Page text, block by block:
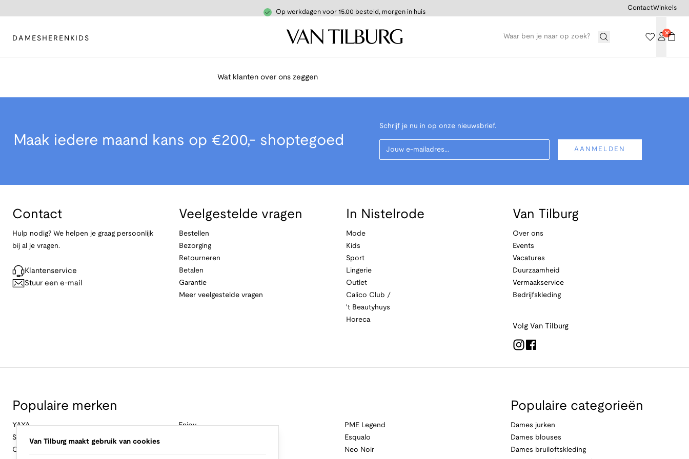
Op werkdagen voor 15.00 besteld, morgen in huis
DAMES HEREN KIDS
ContactWinkels
Wat klanten over ons zeggen
Maak iedere maand kans op €200,- shoptegoed
Schrijf je nu in op onze nieuwsbrief.
Your Email
AANMELDEN
Contact
Hulp nodig? We helpen je graag persoonlijk
bij al je vragen.
Klantenservice
Stuur een e-mail
Veelgestelde vragen
Bestellen
Bezorging
Retourneren
Betalen
Garantie
Meer veelgestelde vragen
In Nistelrode
Mode
Kids
Sport
Lingerie
Outlet
Calico Club /
't Beautyhuys
Horeca
Van Tilburg
Over ons
Events
Vacatures
Duurzaamheid
Vermaakservice
Bedrijfskleding
Volg Van Tilburg
Populaire merken
YAYA
Studio Anneloes
Cambio
Enjoy
PME Legend
Esqualo
Neo Noir
Populaire categorieën
Dames jurken
Dames blouses
Dames bruiloftskleding
Van Tilburg maakt gebruik van cookies